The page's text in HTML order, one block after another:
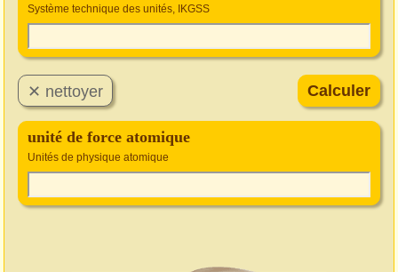
Système technique des unités, IKGSS
unité de force atomique
Unités de physique atomique